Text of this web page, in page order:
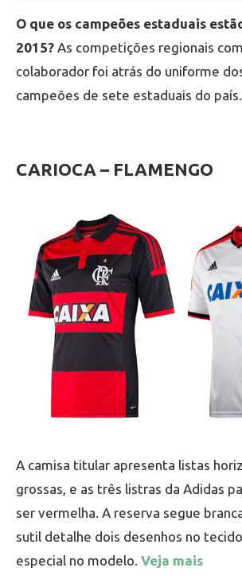
O que os campeões estaduais
2015? As competições regionais
colaborador foi atrás do uniforme
campeões de sete estaduais do
CARIOCA – FLAMENGO
A camisa titular apresenta listas
grossas, e as três listras da Adidas
ser vermelha. A reserva segue
sutil detalhe dois desenhos no
especial no modelo. Veja mais